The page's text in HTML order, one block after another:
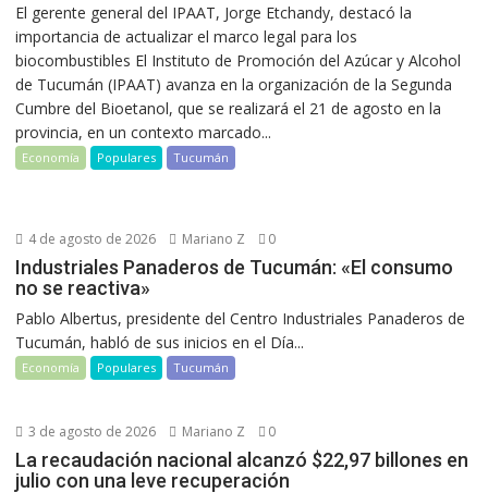
El gerente general del IPAAT, Jorge Etchandy, destacó la
importancia de actualizar el marco legal para los
biocombustibles El Instituto de Promoción del Azúcar y Alcohol
de Tucumán (IPAAT) avanza en la organización de la Segunda
Cumbre del Bioetanol, que se realizará el 21 de agosto en la
provincia, en un contexto marcado...
Economía Populares Tucumán
4 de agosto de 2026 Mariano Z 0
Industriales Panaderos de Tucumán: «El consumo
no se reactiva»
Pablo Albertus, presidente del Centro Industriales Panaderos de
Tucumán, habló de sus inicios en el Día...
Economía Populares Tucumán
3 de agosto de 2026 Mariano Z 0
La recaudación nacional alcanzó $22,97 billones en
julio con una leve recuperación